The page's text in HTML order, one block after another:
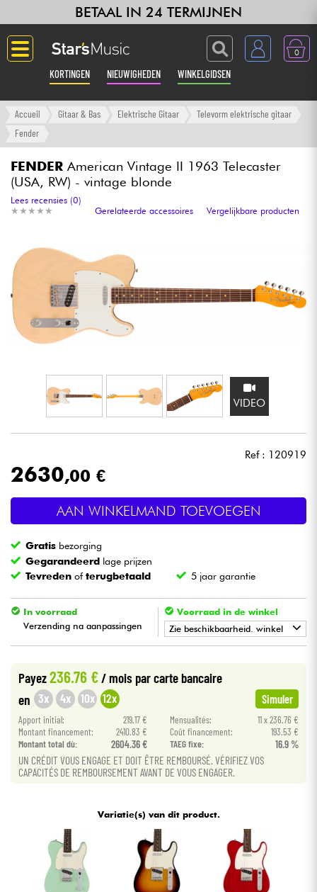
BETAAL IN 24 TERMIJNEN
0
KORTINGEN NIEUWIGHEDEN WINKELGIDSEN
Langue
Versterker & Effecten
Synths & samplers
Home-studio
Hoofdtelefoon
DJ
Licht
Drums & percussie
Blaasinstrument
Kinderen
Kabels & toebehoren
HiFi
Sets
Bekijk onze merken
Accueil Gitaar & Bas Elektrische Gitaar
Televorm elektrische gitaar
Fender
FENDER American Vintage II 1963 Telecaster
(USA, RW) - vintage blonde
★ ★ ★ ★ ★
★ ★ ★ ★ ★
Lees recensies (0)
Gerelateerde accessoires
Vergelijkbare producten
VIDEO
Ref : 120919
2630,00 €
AAN WINKELMAND TOEVOEGEN
Gratis bezorging
Gegarandeerd lage prijzen
Tevreden ofterugbetaald 5 jaar garantie
In voorraad
Verzending na aanpassingen
Voorraad in de winkel
Zie beschikbaarheid. winkel
•
Star'SMusic TOULOUSE
Payez236.76 € / mois par carte bancaire
en 3x 4x 10x 12x Simuler
Apport initial: 219.17 € Mensualités:
11 x 236.76 €
Montant financement:
2410.83 € Coût financement:
193.53 €
Montant total dù:
2604.36 € TAEG fixe: 16.9 %
UN CRÉDIT VOUS ENGAGE ET DOIT ÊTRE REMBOURSÉ. VÉRIFIEZ VOS
CAPACITÉS DE REMBOURSEMENT AVANT DE VOUS ENGAGER.
Variatie(s) van dit product.